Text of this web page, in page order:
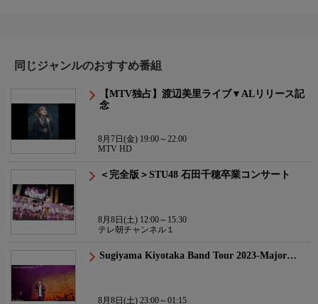
同じジャンルのおすすめ番組
【MTV独占】渡辺美里ライブ▼ALリリース記
念
8月7日(金) 19:00～22:00
MTV HD
＜完全版＞STU48 石田千穂卒業コンサート
8月8日(土) 12:00～15:30
テレ朝チャンネル１
Sugiyama Kiyotaka Band Tour 2023-Major…
8月8日(土) 23:00～01:15